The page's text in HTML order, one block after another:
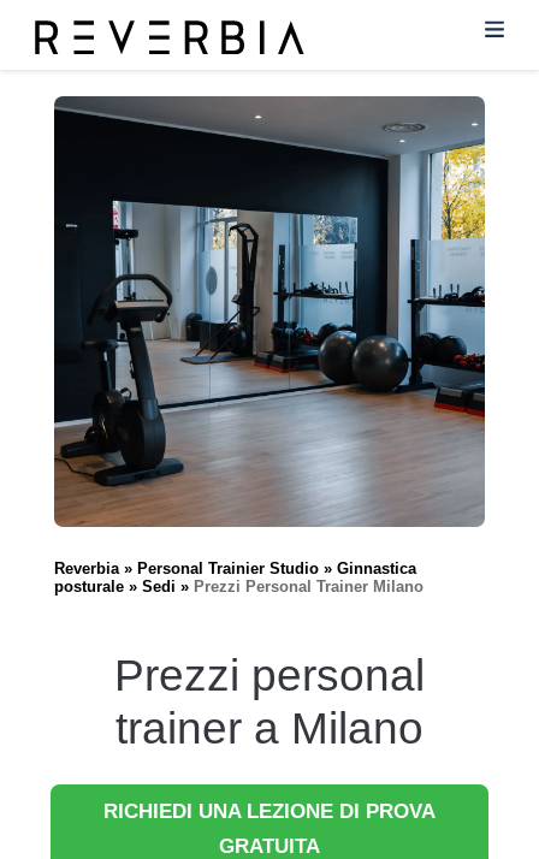
Reverbia Personal Trainier Studio
Ginnastica
posturale
Sedi Prezzi Personal Trainer Milano
Prezzi personal
trainer a Milano
RICHIEDI UNA LEZIONE DI PROVA
GRATUITA